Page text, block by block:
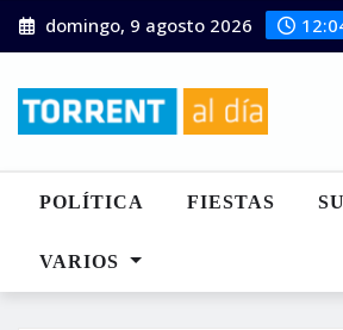
Saltar
al
domingo, 9 agosto 2026
POLÍTICA FIESTAS
VARIOS